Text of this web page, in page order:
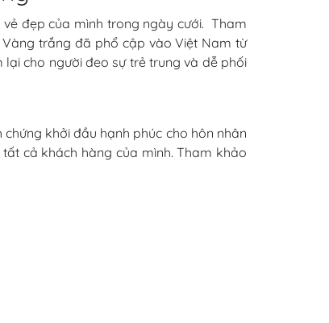
đẹp của mình trong ngày cưới. Tham
trắng đã phổ cập vào Việt Nam từ
lại cho người đeo sự trẻ trung và dễ phối
khởi đầu hạnh phúc cho hôn nhân
cả khách hàng của mình. Tham khảo